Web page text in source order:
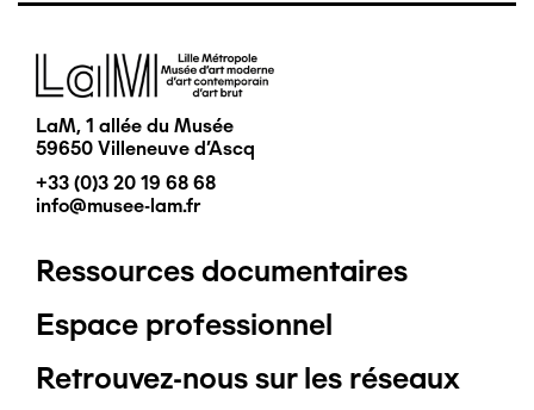
Image
LaM, 1 allée du Musée
59650 Villeneuve d'Ascq
+33 (0)3 20 19 68 68
info@musee-lam.fr
Pied
de
Ressources documentaires
Espace professionnel
Retrouvez-nous sur les réseaux